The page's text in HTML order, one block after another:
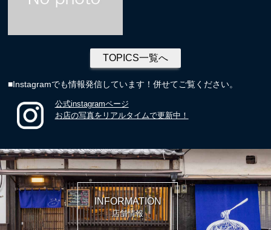
TOPICS一覧へ
■Instagramでも情報発信しています！併せてご覧ください。
公式instagramページ
お店の写真をリアルタイムで更新中！
INFORMATION
店舗情報